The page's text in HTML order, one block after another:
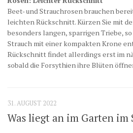
Beet- und Strauchrosen brauchen
leichten Rückschnitt. Kürzen Sie mit
besonders langen, sparrigen Triebe,
Strauch mit einer kompakten Krone
Rückschnitt findet allerdings erst im
sobald die Forsythien ihre Blüten
31. AUGUST 2022
Was liegt an im Garten im